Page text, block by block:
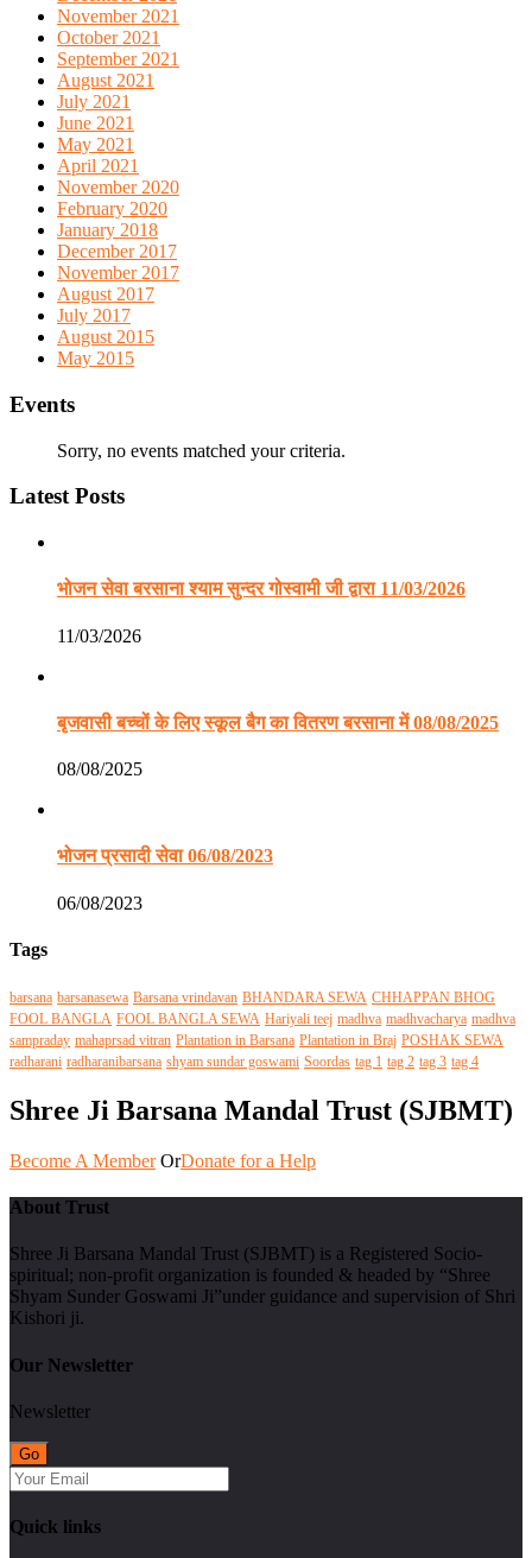
November 2021
October 2021
September 2021
August 2021
July 2021
June 2021
May 2021
April 2021
November 2020
February 2020
January 2018
December 2017
November 2017
August 2017
July 2017
August 2015
May 2015
Events
Sorry, no events matched your criteria.
Latest Posts
भोजन सेवा बरसाना श्याम सुन्दर गोस्वामी जी द्वारा 11/03/2026
11/03/2026
बृजवासी बच्चों के लिए स्कूल बैग का वितरण बरसाना में 08/08/2025
08/08/2025
भोजन प्रसादी सेवा 06/08/2023
06/08/2023
Tags
barsana barsanasewa Barsana vrindavan BHANDARA SEWA CHHAPPAN BHOG
FOOL BANGLA FOOL BANGLA SEWA Hariyali teej madhva madhvacharya madhva
sampraday mahaprsad vitran Plantation in Barsana Plantation in Braj POSHAK SEWA
radharani radharanibarsana shyam sundar goswami Soordas tag 1 tag 2 tag 3 tag 4
Shree Ji Barsana Mandal Trust (SJBMT)
Become A Member OrDonate for a Help
About Trust
Shree Ji Barsana Mandal Trust (SJBMT) is a Registered Socio-
spiritual; non-profit organization is founded & headed by “Shree
Shyam Sunder Goswami Ji”under guidance and supervision of Shri
Kishori ji.
Our Newsletter
Newsletter
Quick links